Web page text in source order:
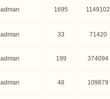
1695 1149102
33 71420
199 374094
48 109879